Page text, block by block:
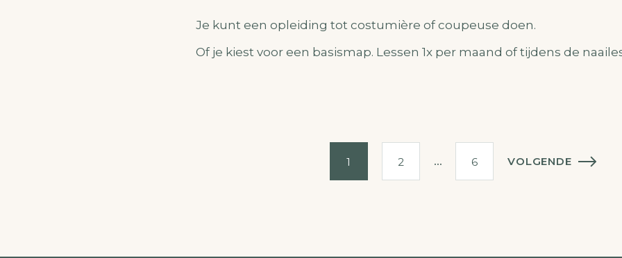
Je kunt een opleiding tot costumière of coupeuse doen.
Of je kiest voor een basismap. Lessen 1x per maand of tijdens de
1 2 … 6 VOLGENDE